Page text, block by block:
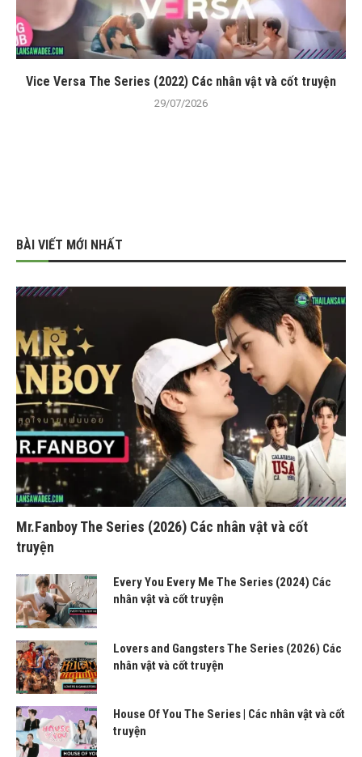
Vice Versa The Series (2022) Các nhân vật và cốt truyện
29/07/2026
BÀI VIẾT MỚI NHẤT
Mr.Fanboy The Series (2026) Các nhân vật và cốt
truyện
Every You Every Me The Series (2024) Các
nhân vật và cốt truyện
Lovers and Gangsters The Series (2026) Các
nhân vật và cốt truyện
House Of You The Series | Các nhân vật và cốt
truyện